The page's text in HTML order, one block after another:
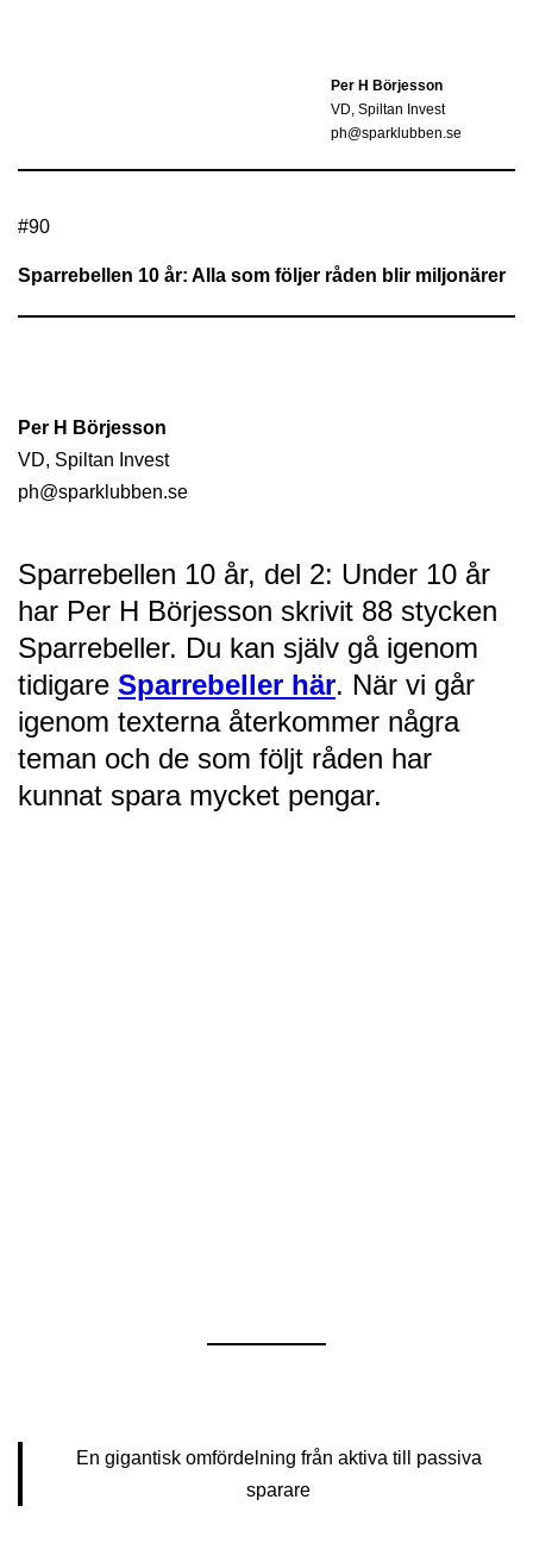
Per H Börjesson
VD, Spiltan Invest
ph@sparklubben.se
#90
Sparrebellen 10 år: Alla som följer råden blir miljonärer
Per H Börjesson
VD, Spiltan Invest
ph@sparklubben.se
Sparrebellen 10 år, del 2: Under 10 år
har Per H Börjesson skrivit 88 stycken
Sparrebeller. Du kan själv gå igenom
tidigareSparrebeller här. När vi går
igenom texterna återkommer några
teman och de som följt råden har
kunnat spara mycket pengar.
En gigantisk omfördelning från aktiva till passiva
sparare